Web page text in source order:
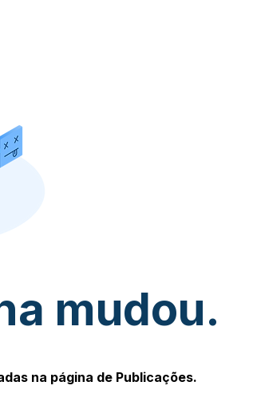
mudou.
na página de Publicações.